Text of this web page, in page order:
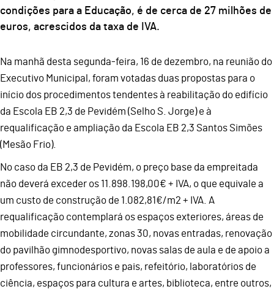
condições para a Educação, é de cerca de 27 milhões de
euros, acrescidos da taxa de IVA.
Na manhã desta segunda-feira, 16 de dezembro, na reunião do
Executivo Municipal, foram votadas duas propostas para o
início dos procedimentos tendentes à reabilitação do edifício
da Escola EB 2,3 de Pevidém (Selho S. Jorge) e à
requalificação e ampliação da Escola EB 2,3 Santos Simões
(Mesão Frio).
No caso da EB 2,3 de Pevidém, o preço base da empreitada
não deverá exceder os 11.898.198,00€ + IVA, o que equivale a
um custo de construção de 1.082,81€/m2 + IVA. A
requalificação contemplará os espaços exteriores, áreas de
mobilidade circundante, zonas 30, novas entradas, renovação
do pavilhão gimnodesportivo, novas salas de aula e de apoio a
professores, funcionários e pais, refeitório, laboratórios de
ciência, espaços para cultura e artes, biblioteca, entre outros,